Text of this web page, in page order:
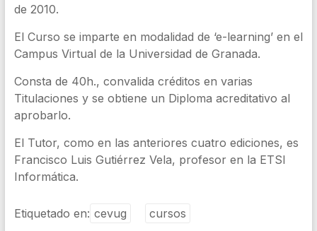
de 2010.
El Curso se imparte en modalidad de ‘e-learning’ en el
Campus Virtual de la Universidad de Granada.
Consta de 40h., convalida créditos en varias
Titulaciones y se obtiene un Diploma acreditativo al
aprobarlo.
El Tutor, como en las anteriores cuatro ediciones, es
Francisco Luis Gutiérrez Vela, profesor en la ETSI
Informática.
Etiquetado en: cevug cursos